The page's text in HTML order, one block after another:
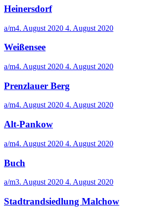
Heinersdorf
a/m4. August 2020 4. August 2020
Weißensee
a/m4. August 2020 4. August 2020
Prenzlauer Berg
a/m4. August 2020 4. August 2020
Alt-Pankow
a/m4. August 2020 4. August 2020
Buch
a/m3. August 2020 4. August 2020
Stadtrandsiedlung Malchow